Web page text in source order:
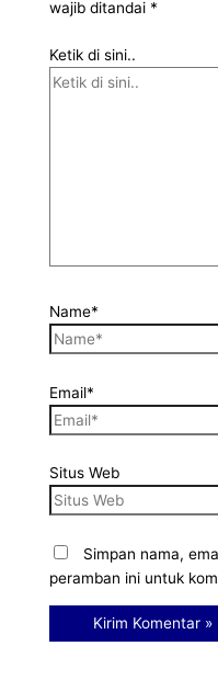
wajib ditandai *
Ketik di sini..
Name*
Email*
Situs Web
Simpan nama,
peramban ini untuk